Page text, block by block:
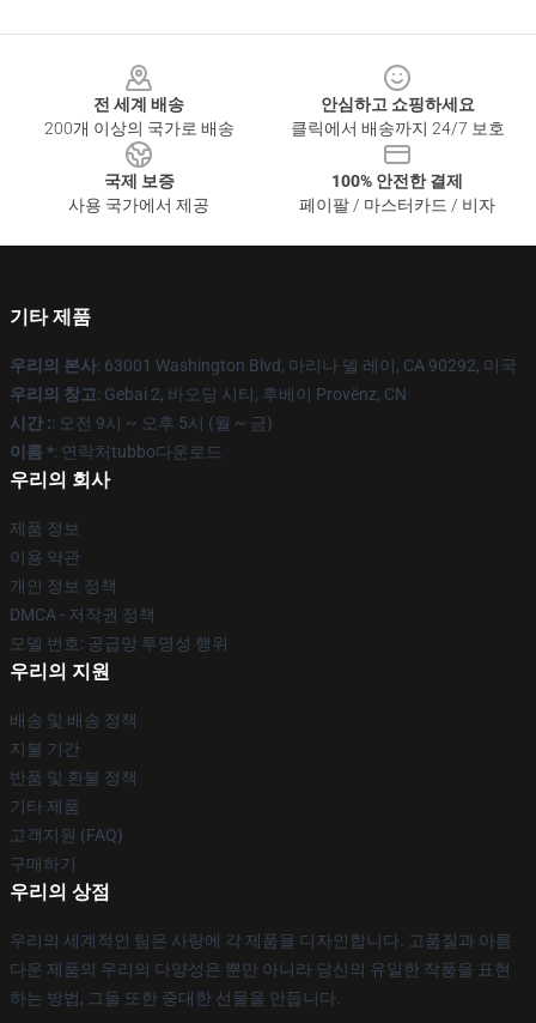
전 세계 배송
200개 이상의 국가로 배송
안심하고 쇼핑하세요
클릭에서 배송까지 24/7 보호
국제 보증
사용 국가에서 제공
100% 안전한 결제
페이팔 / 마스터카드 / 비자
기타 제품
우리의 본사: 63001 Washington Blvd, 마리나 델 레이, CA 90292, 미국
우리의 창고: Gebai 2, 바오딩 시티, 후베이 Provënz, CN
시간 :: 오전 9시 ~ 오후 5시 (월 ~ 금)
이름 *: 연락처tubbo다운로드
우리의 회사
제품 정보
이용 약관
개인 정보 정책
DMCA - 저작권 정책
모델 번호: 공급망 투명성 행위
우리의 지원
배송 및 배송 정책
지불 기간
반품 및 환불 정책
기타 제품
고객지원 (FAQ)
구매하기
우리의 상점
우리의 세계적인 팀은 사랑에 각 제품을 디자인합니다. 고품질과 아름
다운 제품의 우리의 다양성은 뿐만 아니라 당신의 유일한 작풍을 표현
하는 방법, 그들 또한 중대한 선물을 만듭니다.